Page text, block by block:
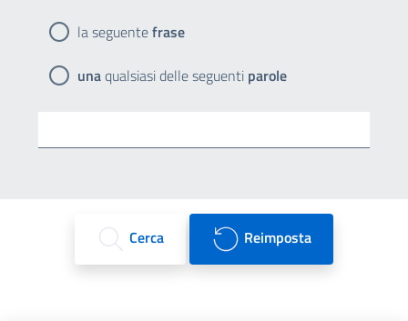
la seguentefrase
unaqualsiasi delle seguenti parole
Cerca Reimposta